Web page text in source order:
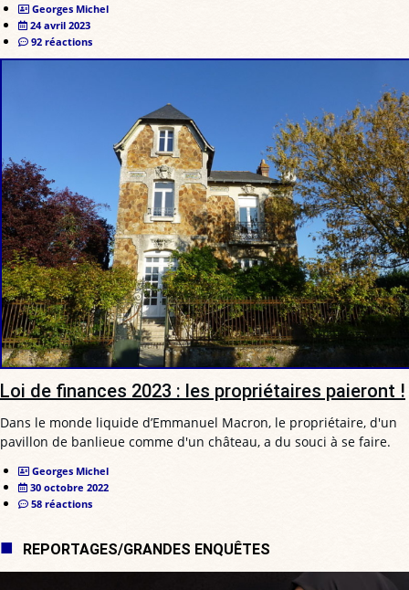
Georges Michel
24 avril 2023
92 réactions
Loi de finances 2023 : les propriétaires paieront !
Dans le monde liquide d’Emmanuel Macron, le propriétaire, d'un
pavillon de banlieue comme d'un château, a du souci à se faire.
Georges Michel
30 octobre 2022
58 réactions
REPORTAGES/GRANDES ENQUÊTES